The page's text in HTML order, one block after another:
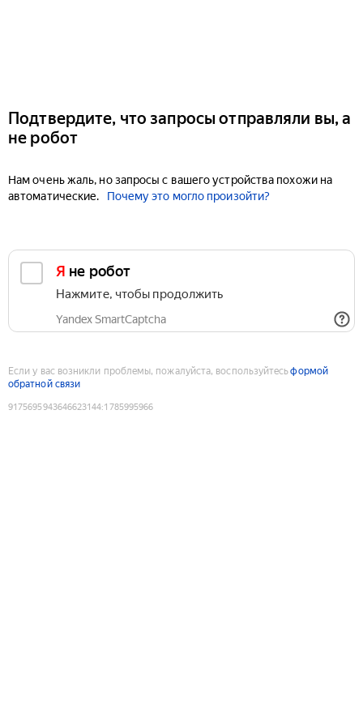
Подтвердите, что запросы отправляли вы, а
не робот
Нам очень жаль, но запросы с вашего устройства похожи на
автоматические.
Почему это могло произойти?
Я не робот
Нажмите, чтобы продолжить
Yandex SmartCaptcha
Если у вас возникли проблемы, пожалуйста, воспользуйтесьформой
обратной связи
9175695943646623144:1785995966